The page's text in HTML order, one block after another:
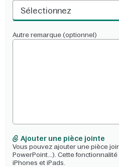
Sélectionnez
Autre remarque (optionnel)
Ajouter une pièce jointe
Vous pouvez ajouter une pièce
PowerPoint...). Cette
iPhones et iPads.